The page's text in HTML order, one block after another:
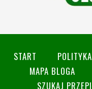
START
MAPA BLOGA
SZUKAJ